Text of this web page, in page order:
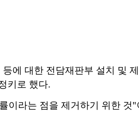
에 대한 전담재판부 설치 및
키로 했다.
이라는 점을 제거하기 위한